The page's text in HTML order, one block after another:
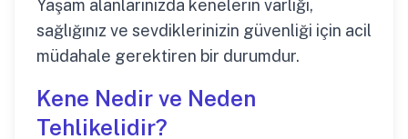
Yaşam alanlarınızda kenelerin varlığı,
sağlığınız ve sevdiklerinizin güvenliği için acil
müdahale gerektiren bir durumdur.
Kene Nedir ve Neden
Tehlikelidir?